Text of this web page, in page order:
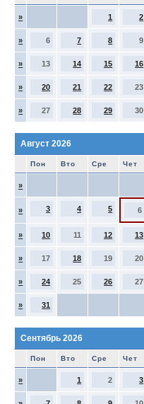
» 1 2
» 6 7 8 9
» 13 14 15 16
» 20 21 22 23
» 27 28 29 30
Август 2026
Пон Вто Сре Чет
»
» 3 4 5 6
» 10 11 12 13
» 17 18 19 20
» 24 25 26 27
» 31
Сентябрь 2026
Пон Вто Сре Чет
» 1 2 3